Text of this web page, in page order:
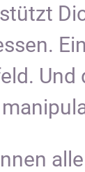
Und